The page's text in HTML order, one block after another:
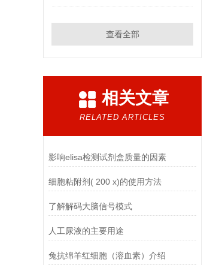
查看全部
相关文章
RELATED ARTICLES
影响elisa检测试剂盒质量的因素
细胞粘附剂( 200 x)的使用方法
了解解码大脑信号模式
人工尿液的主要用途
兔抗绵羊红细胞（溶血素）介绍